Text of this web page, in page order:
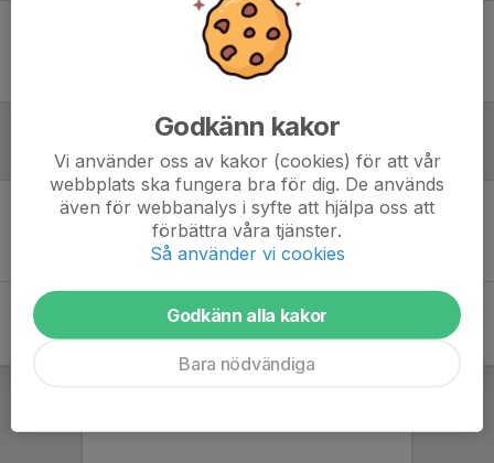
Ingen uppställning ifylld
Inför match
Inget skrivet
Godkänn kakor
Vi använder oss av kakor (cookies) för att vår
webbplats ska fungera bra för dig. De används
även för webbanalys i syfte att hjälpa oss att
förbättra våra tjänster.
Så använder vi cookies
Godkänn alla kakor
Bara nödvändiga